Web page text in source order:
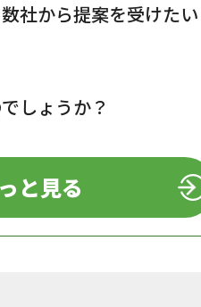
社から提案を受けた
しょうか？
と見る